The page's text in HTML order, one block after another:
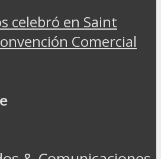
celebró en Saint
Comercial